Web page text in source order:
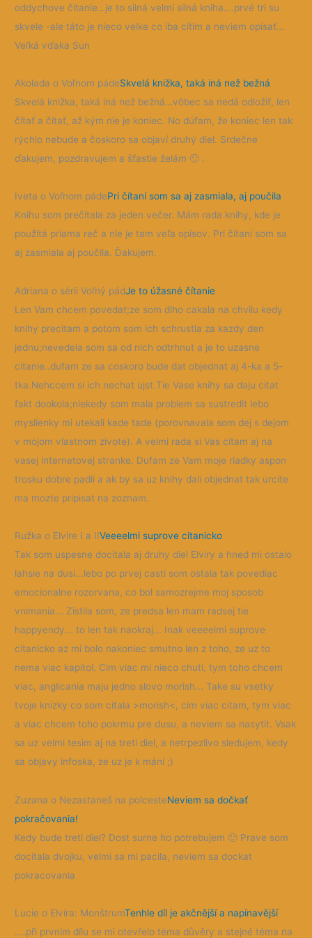
oddychove čítanie…je to silná velmi silná kniha….prvé tri su
skvele -ale táto je nieco velke co iba cítim a neviem opísať…
Veľká vďaka Sun
Akolada o Voľnom pádeSkvelá knižka, taká iná než bežná
Skvelá knižka, taká iná než bežná…vôbec sa nedá odložiť, len
čítať a čítať, až kým nie je koniec. No dúfam, že koniec len tak
rýchlo nebude a čoskoro sa objaví druhý diel. Srdečne
ďakujem, pozdravujem a šťastie želám 🙂 .
Iveta o Voľnom pádePri čítaní som sa aj zasmiala, aj poučila
Knihu som prečítala za jeden večer. Mám rada knihy, kde je
použitá priama reč a nie je tam veľa opisov. Pri čítaní som sa
aj zasmiala aj poučila. Ďakujem.
Adriana o sérii Voľný pádJe to úžasné čítanie
Len Vam chcem povedat;ze som dlho cakala na chvilu kedy
knihy precitam a potom som ich schrustla za kazdy den
jednu;nevedela som sa od nich odtrhnut a je to uzasne
citanie..dufam ze sa coskoro bude dat objednat aj 4-ka a 5-
tka.Nehccem si ich nechat ujst.Tie Vase knihy sa daju citat
fakt dookola;niekedy som mala problem sa sustredit lebo
myslienky mi utekali kade tade (porovnavala som dej s dejom
v mojom vlastnom zivote). A velmi rada si Vas citam aj na
vasej internetovej stranke. Dufam ze Vam moje riadky aspon
trosku dobre padli a ak by sa uz knihy dali objednat tak urcite
ma mozte pripisat na zoznam.
Ružka o Elvíre I a IIVeeeelmi suprove citanicko
Tak som uspesne docitala aj druhy diel Elviry a hned mi ostalo
lahsie na dusi...lebo po prvej casti som ostala tak povediac
emocionalne rozorvana, co bol samozrejme moj sposob
vnimania... Zistila som, ze predsa len mam radsej tie
happyendy... to len tak naokraj... Inak veeeelmi suprove
citanicko az mi bolo nakoniec smutno len z toho, ze uz to
nema viac kapitol. Cim viac mi nieco chuti, tym toho chcem
viac, anglicania maju jedno slovo morish... Take su vsetky
tvoje knizky co som citala >morish<, cim viac citam, tym viac
a viac chcem toho pokrmu pre dusu, a neviem sa nasytit. Vsak
sa uz velmi tesim aj na treti diel, a netrpezlivo sledujem, kedy
sa objavy infoska, ze uz je k mání ;)
Zuzana o Nezastaneš na polcesteNeviem sa dočkať
pokračovania!
Kedy bude treti diel? Dost surne ho potrebujem 🙂 Prave som
docitala dvojku, velmi sa mi pacila, neviem sa dockat
pokracovania
Lucie o Elvíra: MonštrumTenhle díl je akčnější a napínavější
....při prvním dílu se mi otevřelo téma důvěry a stejné téma na